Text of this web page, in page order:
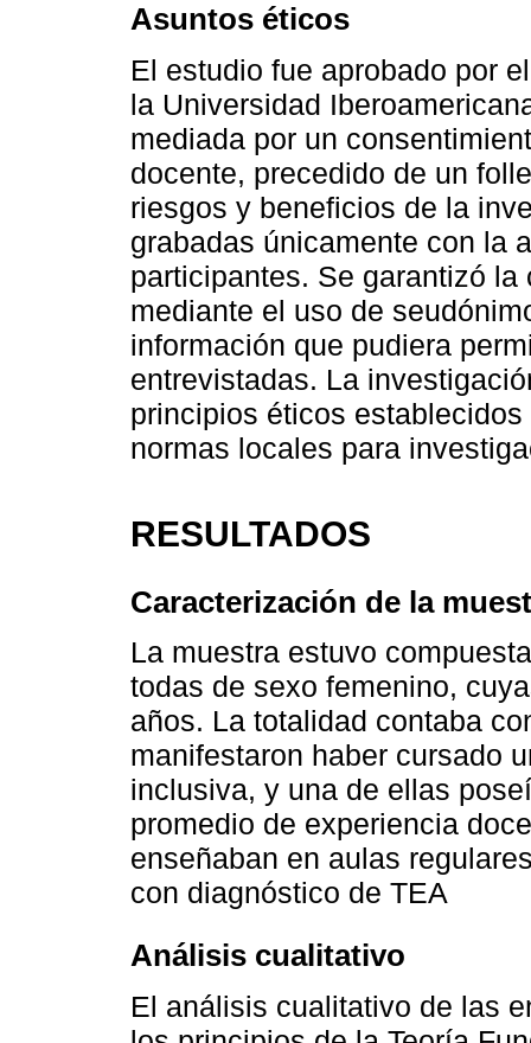
Asuntos éticos
El estudio fue aprobado por
la Universidad
mediada por un
docente, precedido de un
riesgos y beneficios de la
grabadas únicamente con la
participantes. Se garantizó
mediante el uso de
información que pudiera
entrevistadas. La
principios éticos
normas locales para
RESULTADOS
Caracterización de la
La muestra estuvo
todas de sexo femenino,
años. La totalidad contaba
manifestaron haber cursado
inclusiva, y una de ellas
promedio de experiencia
enseñaban en aulas
con diagnóstico de TEA
Análisis cualitativo
El análisis cualitativo de las